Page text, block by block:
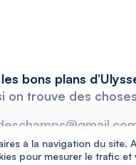
à la navigation du site.
pour mesurer le trafic et
bons plans
on trouve des